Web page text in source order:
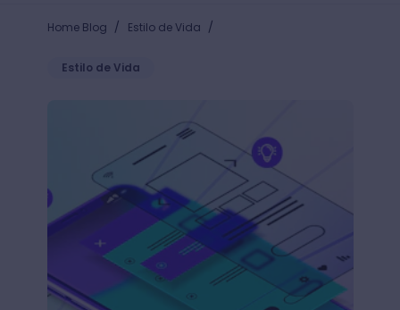
Home Blog / Estilo de Vida /
Estilo de Vida